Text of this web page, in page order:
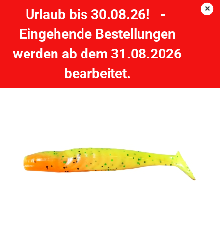
Urlaub bis 30.08.26! -
Eingehende Bestellungen
werden ab dem 31.08.2026
bearbeitet.
10 cm BERKLEY Flex Grass Pig Shad - Firetiger- 1 Stück
Gummifisch